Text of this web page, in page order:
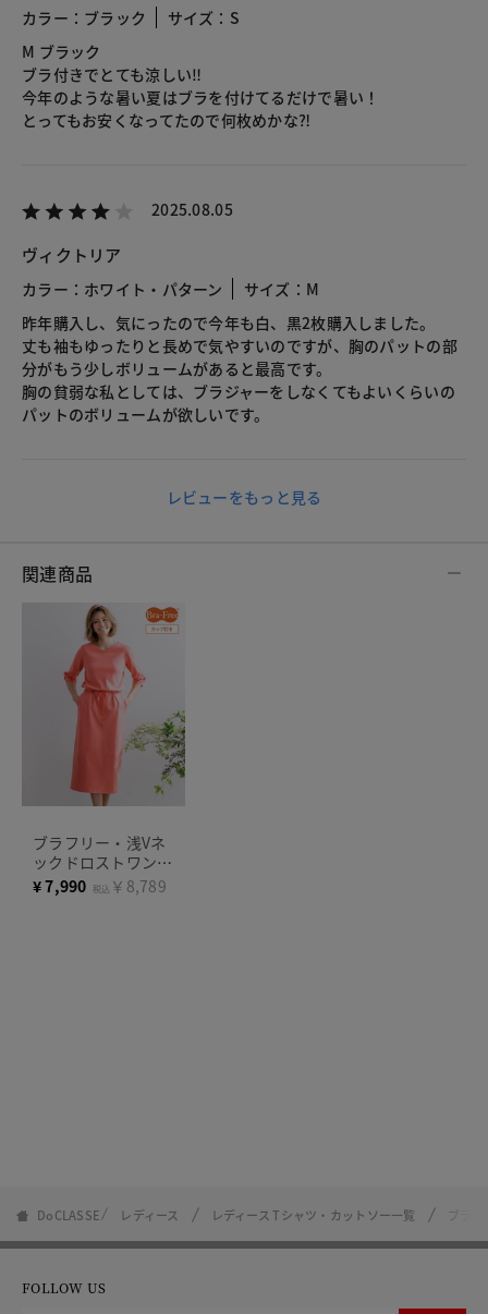
カラー：ブラック
サイズ：S
M ブラック
ブラ付きでとても涼しい‼︎
今年のような暑い夏はブラを付けてるだけで暑い！
とってもお安くなってたので何枚めかな⁈
2025.08.05
ヴィクトリア
カラー：ホワイト・パターン
サイズ：M
昨年購入し、気にったので今年も白、黒2枚購入しました。
丈も袖もゆったりと長めで気やすいのですが、胸のパットの部
分がもう少しボリュームがあると最高です。
胸の貧弱な私としては、ブラジャーをしなくてもよいくらいの
パットのボリュームが欲しいです。
レビューをもっと見る
関連商品
ブラフリー・浅Vネ
ックドロストワンピ
ース
¥7,990 税込 ￥8,789
DoCLASSE レディース レディース Tシャツ・カットソー一覧 ブラ
FOLLOW US